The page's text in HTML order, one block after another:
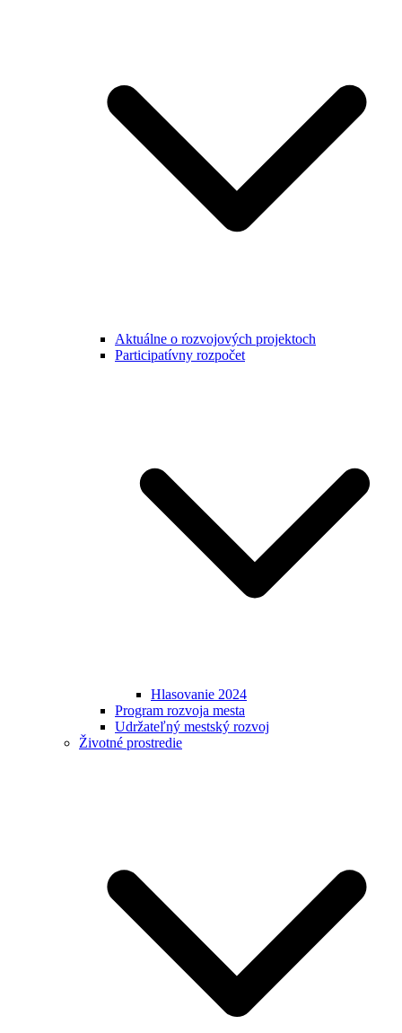
Aktuálne o rozvojových projektoch
Participatívny rozpočet
Hlasovanie 2024
Program rozvoja mesta
Udržateľný mestský rozvoj
Životné prostredie